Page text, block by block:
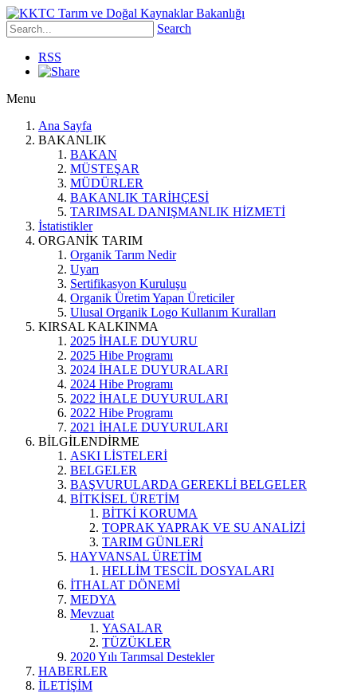
Search
RSS
Menu
Ana Sayfa
BAKANLIK
BAKAN
MÜSTEŞAR
MÜDÜRLER
BAKANLIK TARİHÇESİ
TARIMSAL DANIŞMANLIK HİZMETİ
İstatistikler
ORGANİK TARIM
Organik Tarım Nedir
Uyarı
Sertifikasyon Kuruluşu
Organik Üretim Yapan Üreticiler
Ulusal Organik Logo Kullanım Kuralları
KIRSAL KALKINMA
2025 İHALE DUYURU
2025 Hibe Programı
2024 İHALE DUYURALARI
2024 Hibe Programı
2022 İHALE DUYURULARI
2022 Hibe Programı
2021 İHALE DUYURULARI
BİLGİLENDİRME
ASKI LİSTELERİ
BELGELER
BAŞVURULARDA GEREKLİ BELGELER
BİTKİSEL ÜRETİM
BİTKİ KORUMA
TOPRAK YAPRAK VE SU ANALİZİ
TARIM GÜNLERİ
HAYVANSAL ÜRETİM
HELLİM TESCİL DOSYALARI
İTHALAT DÖNEMİ
MEDYA
Mevzuat
YASALAR
TÜZÜKLER
2020 Yılı Tarımsal Destekler
HABERLER
İLETİŞİM